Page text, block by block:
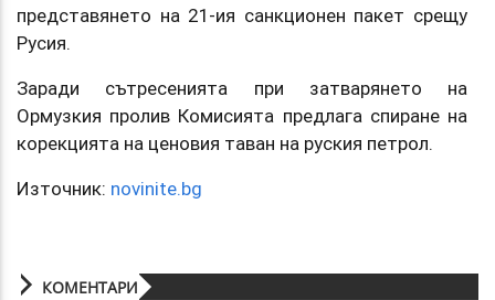
представянето на 21-ия санкционен пакет срещу
Русия.
Заради сътресенията при затварянето на
Ормузкия пролив Комисията предлага спиране на
корекцията на ценовия таван на руския петрол.
Източник: novinite.bg
КОМЕНТАРИ